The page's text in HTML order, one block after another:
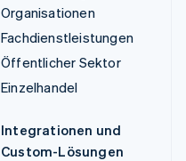
Organisationen
Fachdienstleistungen
Öffentlicher Sektor
Einzelhandel
Integrationen und
Custom-Lösungen